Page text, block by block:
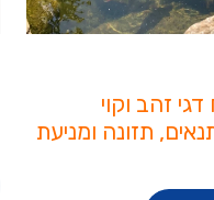
זהב וקוי
תזונה ומניעת